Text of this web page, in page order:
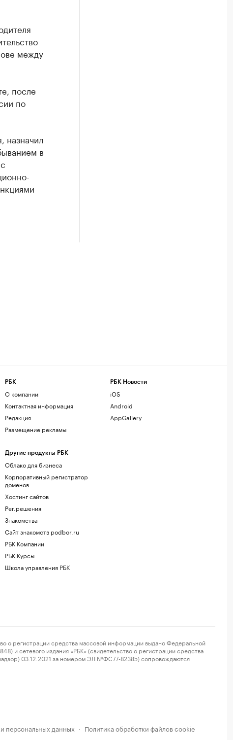
между
после
по
назначил
в
РБК
О компании
Контактная информация
Редакция
Размещение рекламы
Другие продукты РБК
Облако для бизнеса
Корпоративный регистратор
доменов
Хостинг сайтов
Рег.решения
Знакомства
Сайт знакомств podbor.ru
РБК Компании
РБК Курсы
Школа управления РБК
РБК Новости
iOS
Android
AppGallery
регистрации средства массовой информации выдано Федеральной
и сетевого издания «РБК» (свидетельство о регистрации средства
03.12.2021 за номером ЭЛ №ФС77-82385) сопровождаются
персональных данных · Политика обработки файлов cookie